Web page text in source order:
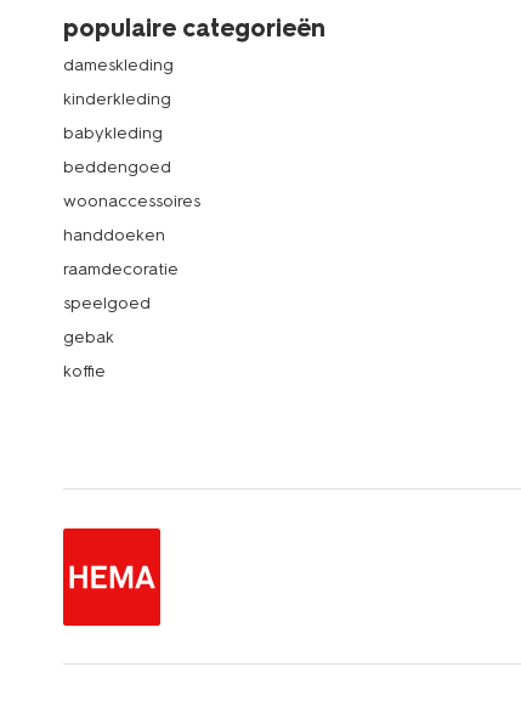
populaire categorieën
dameskleding
kinderkleding
babykleding
beddengoed
woonaccessoires
handdoeken
raamdecoratie
speelgoed
gebak
koffie